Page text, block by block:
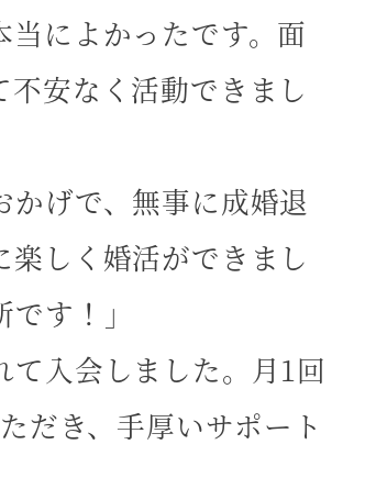
当によかったです。面
安なく活動できまし
かげで、無事に成婚退
しく婚活ができまし
す！」
て入会しました。月1回
だき、手厚いサポート